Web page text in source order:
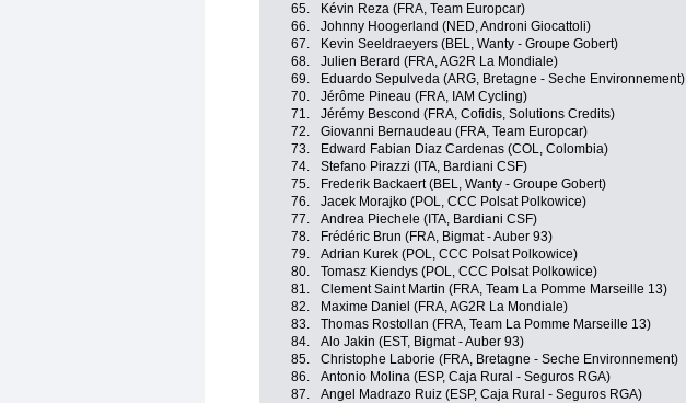
65.
Kévin Reza (FRA, Team Europcar)
66.
Johnny Hoogerland (NED, Androni Giocattoli)
67.
Kevin Seeldraeyers (BEL, Wanty - Groupe Gobert)
68.
Julien Berard (FRA, AG2R La Mondiale)
69.
Eduardo Sepulveda (ARG, Bretagne - Seche Environnement)
70.
Jérôme Pineau (FRA, IAM Cycling)
71.
Jérémy Bescond (FRA, Cofidis, Solutions Credits)
72.
Giovanni Bernaudeau (FRA, Team Europcar)
73.
Edward Fabian Diaz Cardenas (COL, Colombia)
74.
Stefano Pirazzi (ITA, Bardiani CSF)
75.
Frederik Backaert (BEL, Wanty - Groupe Gobert)
76.
Jacek Morajko (POL, CCC Polsat Polkowice)
77.
Andrea Piechele (ITA, Bardiani CSF)
78.
Frédéric Brun (FRA, Bigmat - Auber 93)
79.
Adrian Kurek (POL, CCC Polsat Polkowice)
80.
Tomasz Kiendys (POL, CCC Polsat Polkowice)
81.
Clement Saint Martin (FRA, Team La Pomme Marseille 13)
82.
Maxime Daniel (FRA, AG2R La Mondiale)
83.
Thomas Rostollan (FRA, Team La Pomme Marseille 13)
84.
Alo Jakin (EST, Bigmat - Auber 93)
85.
Christophe Laborie (FRA, Bretagne - Seche Environnement)
86.
Antonio Molina (ESP, Caja Rural - Seguros RGA)
87.
Angel Madrazo Ruiz (ESP, Caja Rural - Seguros RGA)